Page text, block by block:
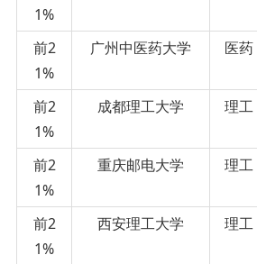
1%
前2
1%
广州中医药大学 医药
前2
1%
成都理工大学 理工
前2
1%
重庆邮电大学 理工
前2
1%
西安理工大学 理工